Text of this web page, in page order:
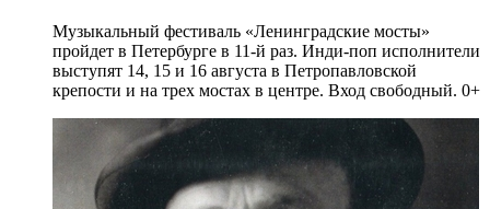
Музыкальный фестиваль «Ленинградские мосты»
пройдет в Петербурге в 11-й раз. Инди-поп исполнители
выступят 14, 15 и 16 августа в Петропавловской
крепости и на трех мостах в центре. Вход свободный. 0+